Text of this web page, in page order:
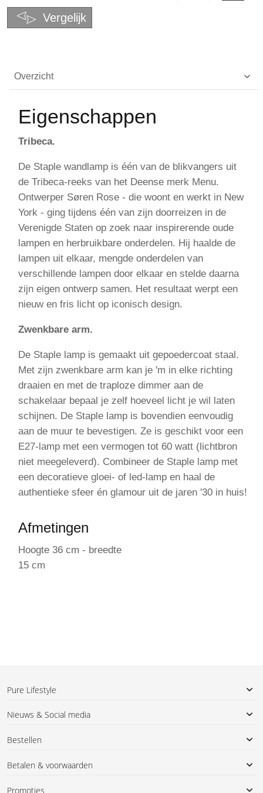
Vergelijk
Overzicht
Eigenschappen
Tribeca.
De Staple wandlamp is één van de blikvangers uit
de Tribeca-reeks van het Deense merk Menu.
Ontwerper Søren Rose - die woont en werkt in New
York - ging tijdens één van zijn doorreizen in de
Verenigde Staten op zoek naar inspirerende oude
lampen en herbruikbare onderdelen. Hij haalde de
lampen uit elkaar, mengde onderdelen van
verschillende lampen door elkaar en stelde daarna
zijn eigen ontwerp samen. Het resultaat werpt een
nieuw en fris licht op iconisch design.
Zwenkbare arm.
De Staple lamp is gemaakt uit gepoedercoat staal.
Met zijn zwenkbare arm kan je 'm in elke richting
draaien en met de traploze dimmer aan de
schakelaar bepaal je zelf hoeveel licht je wil laten
schijnen. De Staple lamp is bovendien eenvoudig
aan de muur te bevestigen. Ze is geschikt voor een
E27-lamp met een vermogen tot 60 watt (lichtbron
niet meegeleverd). Combineer de Staple lamp met
een decoratieve gloei- of led-lamp en haal de
authentieke sfeer én glamour uit de jaren '30 in huis!
Afmetingen
Hoogte 36 cm - breedte
15 cm
Pure Lifestyle
Nieuws & Social media
Bestellen
Betalen & voorwaarden
Promoties